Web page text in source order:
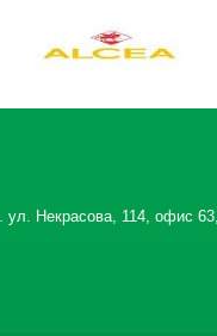
Некрасова, 114, офис